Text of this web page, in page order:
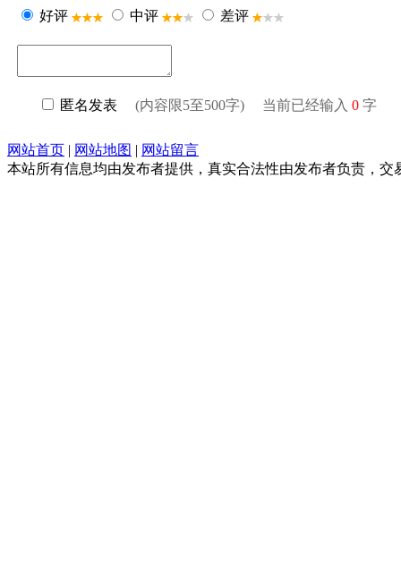
好评 中评 差评
匿名发表 (内容限5至500字) 当前已经输入 0 字
网站首页 | 网站地图 | 网站留言
本站所有信息均由发布者提供，真实合法性由发布者负责，